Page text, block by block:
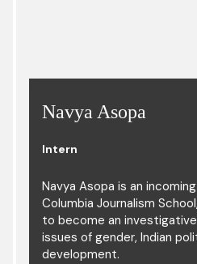
Navya Asopa
Intern
Navya Asopa is an
Columbia Journalism
to become an
issues of gender, Indian
development.